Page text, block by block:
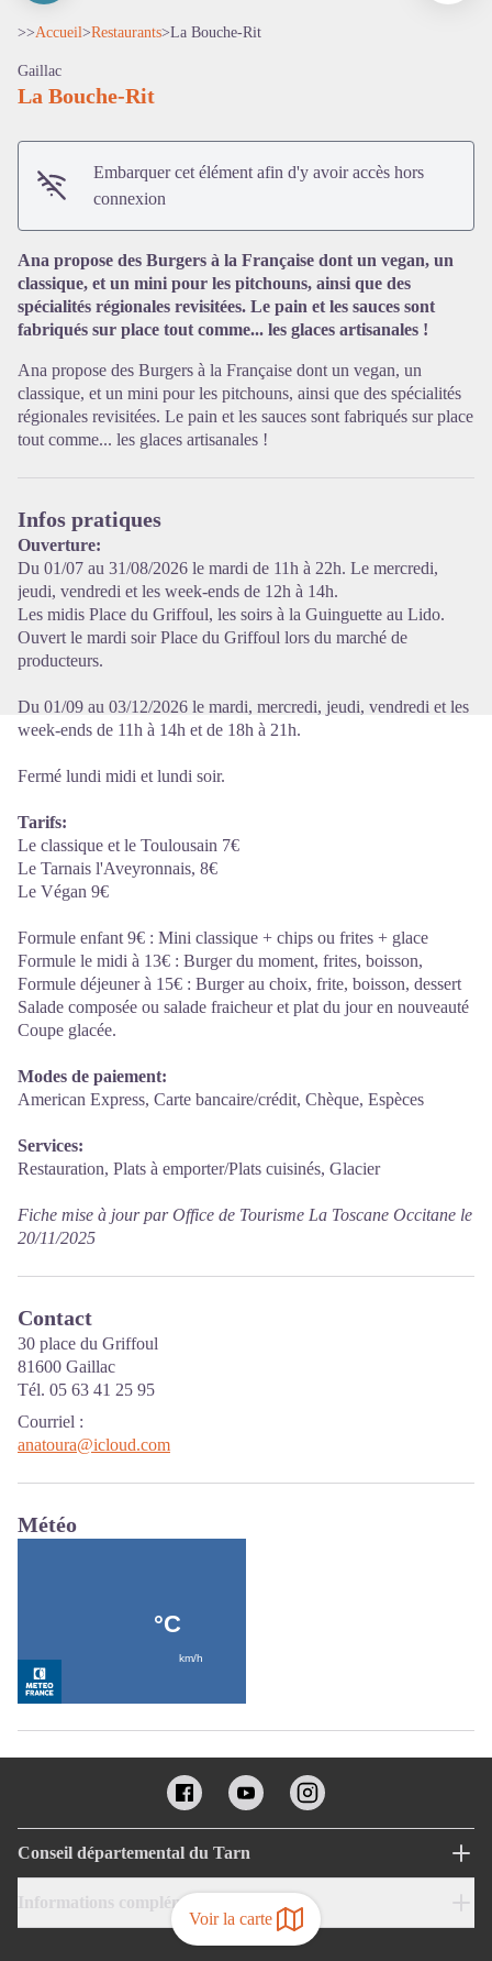
Voir la carte
>>Accueil>Restaurants>La Bouche-Rit
Gaillac
La Bouche-Rit
Embarquer cet élément afin d'y avoir accès hors
connexion
Ana propose des Burgers à la Française dont un vegan, un
classique, et un mini pour les pitchouns, ainsi que des
spécialités régionales revisitées. Le pain et les sauces sont
fabriqués sur place tout comme... les glaces artisanales !
Ana propose des Burgers à la Française dont un vegan, un
classique, et un mini pour les pitchouns, ainsi que des spécialités
régionales revisitées. Le pain et les sauces sont fabriqués sur place
tout comme... les glaces artisanales !
Infos pratiques
Ouverture:
Du 01/07 au 31/08/2026 le mardi de 11h à 22h. Le mercredi,
jeudi, vendredi et les week-ends de 12h à 14h.
Les midis Place du Griffoul, les soirs à la Guinguette au Lido.
Ouvert le mardi soir Place du Griffoul lors du marché de
producteurs.
Du 01/09 au 03/12/2026 le mardi, mercredi, jeudi, vendredi et les
week-ends de 11h à 14h et de 18h à 21h.
Fermé lundi midi et lundi soir.
Tarifs:
Le classique et le Toulousain 7€
Le Tarnais l'Aveyronnais, 8€
Le Végan 9€
Formule enfant 9€ : Mini classique + chips ou frites + glace
Formule le midi à 13€ : Burger du moment, frites, boisson,
Formule déjeuner à 15€ : Burger au choix, frite, boisson, dessert
Salade composée ou salade fraicheur et plat du jour en nouveauté
Coupe glacée.
Modes de paiement:
American Express, Carte bancaire/crédit, Chèque, Espèces
Services:
Restauration, Plats à emporter/Plats cuisinés, Glacier
Fiche mise à jour par Office de Tourisme La Toscane Occitane le
20/11/2025
Contact
30 place du Griffoul
81600 Gaillac
Tél. 05 63 41 25 95
Courriel :
anatoura@icloud.com
Météo
Conseil départemental du Tarn
Informations complémentaires